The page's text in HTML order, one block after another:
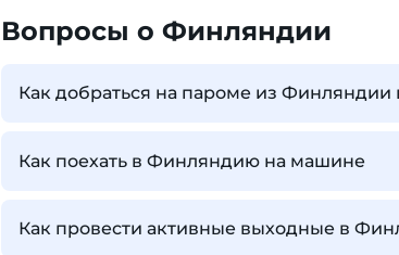
Вопросы о Финляндии
Как добраться на пароме из
Как поехать в Финляндию на машине
Как провести активные выходные в